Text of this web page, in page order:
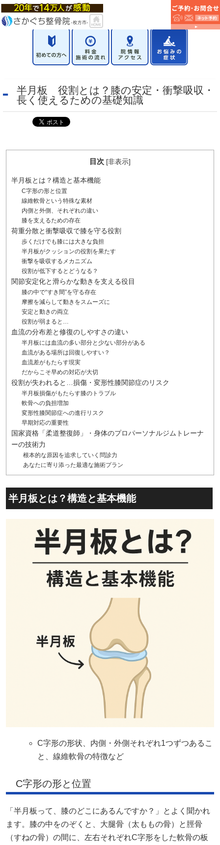
半月板 役割とは？膝の安定・衝撃吸収・
長く使えるための基礎知識
目次 [非表示]
半月板とは？構造と基本機能
C字形の形と位置
線維軟骨という特殊な素材
内側と外側、それぞれの違い
膝を支えるための存在
荷重分散と衝撃吸収で膝を守る役割
歩くだけでも膝には大きな負担
半月板がクッションの役割を果たす
衝撃を吸収するメカニズム
役割が低下するとどうなる？
関節安定化と滑らかな動きを支える役目
膝の中で“すき間”を守る存在
摩擦を減らして動きをスムーズに
安定と動きの両立
役割が弱まると…
血流の分布差と修復のしやすさの違い
半月板には血流の多い部分と少ない部分がある
血流がある場所は回復しやすい？
血流差がもたらす現実
だからこそ早めの対応が大切
役割が失われると…損傷・変形性膝関節症のリスク
半月板損傷がもたらす膝のトラブル
軟骨への負担増加
変形性膝関節症への進行リスク
早期対応の重要性
国家資格「柔道整復師」・身体のプロパーソナルジムトレーナ
ーの技術力
根本的な原因を追求していく問診力
あなたに寄り添った最適な施術プラン
半月板とは？構造と基本機能
C字形の形状、内側・外側それぞれ1つずつあるこ
と、線維軟骨の特徴など
C字形の形と位置
「半月板って、膝のどこにあるんですか？」とよく聞かれ
ます。膝の中をのぞくと、大腿骨（太ももの骨）と脛骨
（すねの骨）の間に、左右それぞれC字形をした軟骨の板